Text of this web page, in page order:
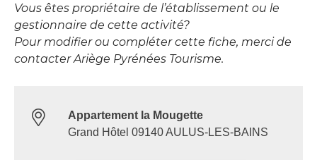
Vous êtes propriétaire de l’établissement ou le
gestionnaire de cette activité?
Pour modifier ou compléter cette fiche, merci de
contacter Ariège Pyrénées Tourisme.
Appartement la Mougette
Grand Hôtel 09140 AULUS-LES-BAINS